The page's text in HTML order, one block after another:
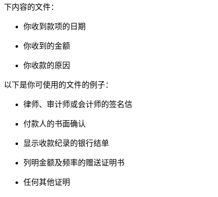
下内容的文件：
你收到款项的日期
你收到的金额
你收款的原因
以下是你可使用的文件的例子：
律师、审计师或会计师的签名信
付款人的书面确认
显示收款纪录的银行结单
列明金额及频率的赠送证明书
任何其他证明